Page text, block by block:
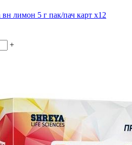
лимон 5 г пак/пач карт x12
+